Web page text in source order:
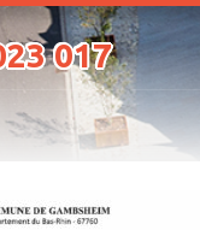
017